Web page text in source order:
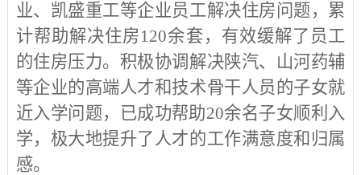
业、凯盛重工等企业员工解决住房问题，累
计帮助解决住房120余套，有效缓解了员工
的住房压力。积极协调解决陕汽、山河药辅
等企业的高端人才和技术骨干人员的子女就
近入学问题，已成功帮助20余名子女顺利入
学，极大地提升了人才的工作满意度和归属
感。